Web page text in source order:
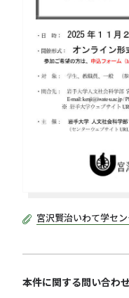
宮沢賢治いわて学セ
本件に関する問い合わ